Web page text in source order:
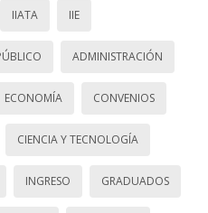
IIATA IIE
ADMINISTRACIÓN
ECONOMÍA CONVENIOS
CIENCIA Y TECNOLOGÍA
INGRESO GRADUADOS